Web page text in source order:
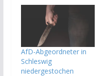
AfD-Abgeordneter in
Schleswig
niedergestochen